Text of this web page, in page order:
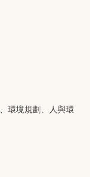
環境規劃、人與環